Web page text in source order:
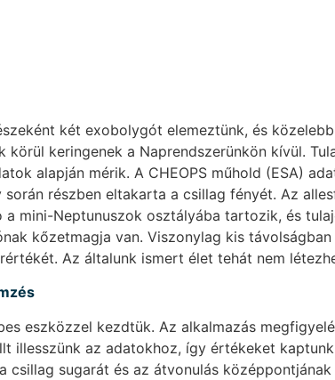
két exobolygót elemeztünk, és
körül keringenek a Naprendszerünkön kívül.
alapján mérik. A CHEOPS műhold (ESA)
részben eltakarta a csillag fényét. Az
mini-Neptunuszok osztályába tartozik, és
kőzetmagja van. Viszonylag kis
Az általunk ismert élet tehát nem
eszközzel kezdtük. Az alkalmazás
illesszünk az adatokhoz, így értékeket
csillag sugarát és az átvonulás